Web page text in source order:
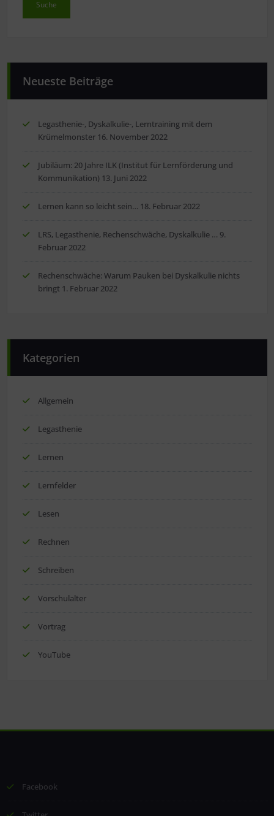
Neueste Beiträge
Legasthenie-, Dyskalkulie-, Lerntraining mit dem
Krümelmonster 16. November 2022
Jubiläum: 20 Jahre ILK (Institut für Lernförderung und
Kommunikation) 13. Juni 2022
Lernen kann so leicht sein… 18. Februar 2022
LRS, Legasthenie, Rechenschwäche, Dyskalkulie … 9.
Februar 2022
Rechenschwäche: Warum Pauken bei Dyskalkulie nichts
bringt 1. Februar 2022
Kategorien
Allgemein
Legasthenie
Lernen
Lernfelder
Lesen
Rechnen
Schreiben
Vorschulalter
Vortrag
YouTube
Facebook